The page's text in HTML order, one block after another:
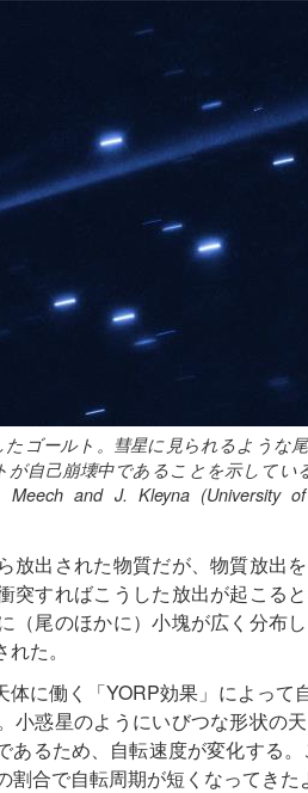
ゴールト。彗星に見られるような
が自己崩壊中であることを示してい
and J. Kleyna (University
放出された物質だが、物質放出
突すればこうした放出が起こる
（尾のほかに）小塊が広く分布
た。
体に働く「YORP効果」によって
小惑星のようにいびつな形状の
あるため、自転速度が変化する
合で自転周期が短くなってきた